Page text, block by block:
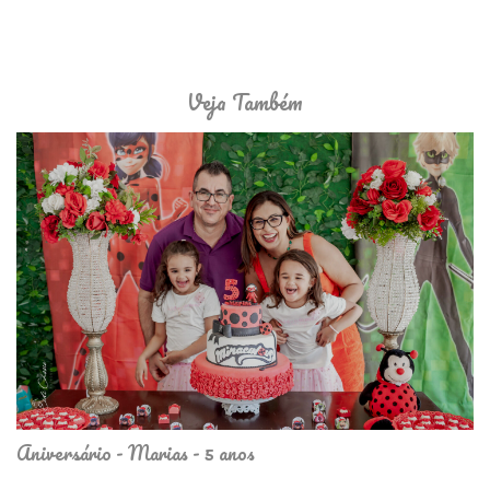
Veja Também
Aniversário - Marias - 5 anos